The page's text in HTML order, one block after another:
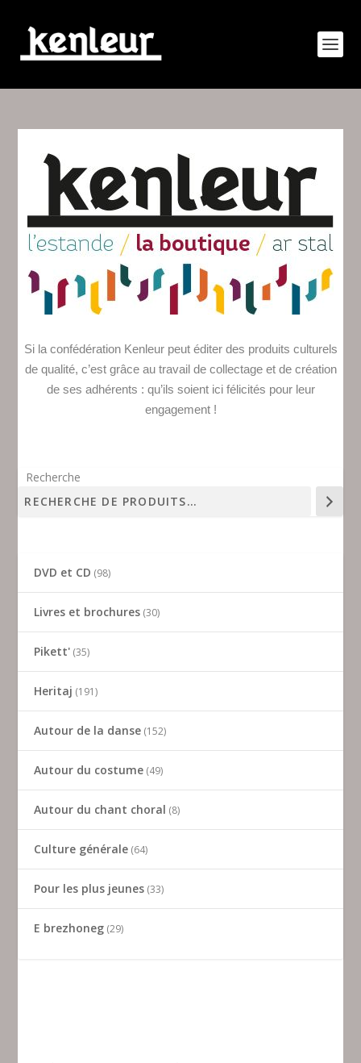
Si la confédération Kenleur peut éditer des produits culturels
de qualité, c’est grâce au travail de collectage et de création
de ses adhérents : qu’ils soient ici félicités pour leur
engagement !
Recherche
DVD et CD 98
Livres et brochures 30
Pikett' 35
Heritaj 191
Autour de la danse 152
Autour du costume 49
Autour du chant choral 8
Culture générale 64
Pour les plus jeunes 33
E brezhoneg 29